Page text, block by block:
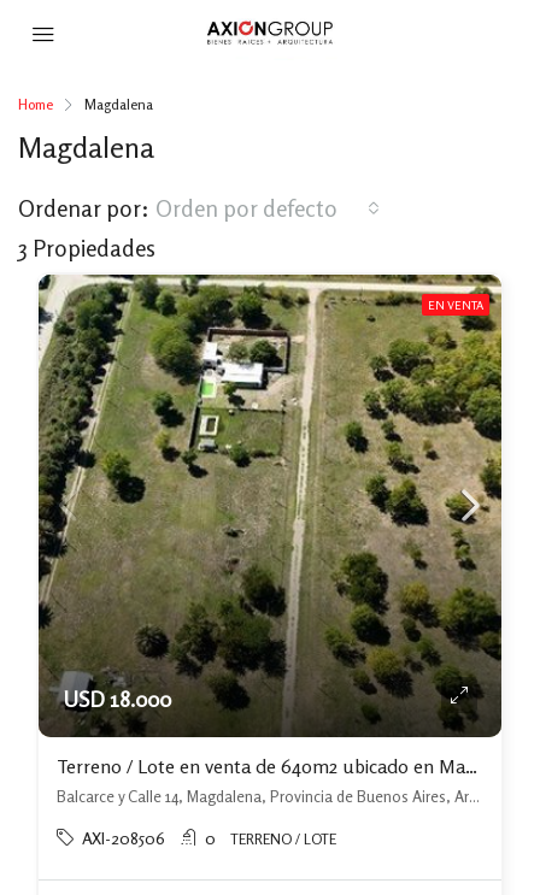
Home Magdalena
Magdalena
3 Propiedades
Ordenar por: Orden por defecto
EN VENTA
USD 18.000
Terreno / Lote en venta de 640m2 ubicado en Magdalena OPORTUNIDAD
Balcarce y Calle 14, Magdalena, Provincia de Buenos Aires, Argentina, Magdalena, Magdalena
AXI-208506 0 TERRENO / LOTE